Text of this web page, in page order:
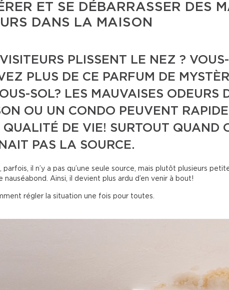
ET SE DÉBARRASSER DES
DANS LA MAISON
PLISSENT LE NEZ ? VOUS-
PLUS DE CE PARFUM DE
SOL? LES MAUVAISES ODEURS
OU UN CONDO PEUVENT
DE VIE! SURTOUT QUAND
PAS LA SOURCE.
parfois, il n’y a pas qu’une seule source, mais plutôt plusieurs
nauséabond. Ainsi, il devient plus ardu d’en venir à bout!
régler la situation une fois pour toutes.